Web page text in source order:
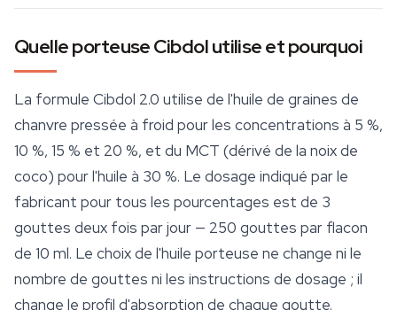
Quelle porteuse Cibdol utilise et pourquoi
La formule Cibdol 2.0 utilise de l'huile de graines de
chanvre pressée à froid pour les concentrations à 5 %,
10 %, 15 % et 20 %, et du MCT (dérivé de la noix de
coco) pour l'huile à 30 %. Le dosage indiqué par le
fabricant pour tous les pourcentages est de 3
gouttes deux fois par jour — 250 gouttes par flacon
de 10 ml. Le choix de l'huile porteuse ne change ni le
nombre de gouttes ni les instructions de dosage ; il
change le profil d'absorption de chaque goutte.